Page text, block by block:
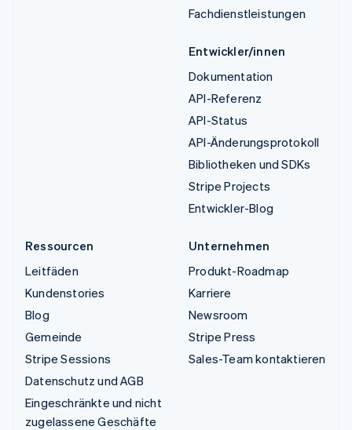
Fachdienstleistungen
Entwickler/innen
Dokumentation
API-Referenz
API-Status
API-Änderungsprotokoll
Bibliotheken und SDKs
Stripe Projects
Entwickler-Blog
Ressourcen
Leitfäden
Kundenstories
Blog
Gemeinde
Stripe Sessions
Datenschutz und AGB
Eingeschränkte und nicht
zugelassene Geschäfte
Unternehmen
Produkt-Roadmap
Karriere
Newsroom
Stripe Press
Sales-Team kontaktieren